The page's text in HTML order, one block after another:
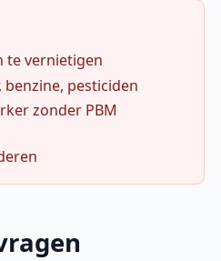
te vernietigen
pesticiden
zonder PBM